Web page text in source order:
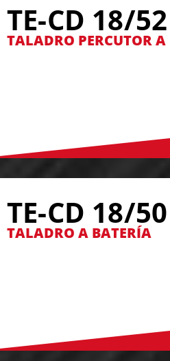
TE-CD 18/
TALADRO PERCUTOR
TE-CD 18/
TALADRO A BATERÍA